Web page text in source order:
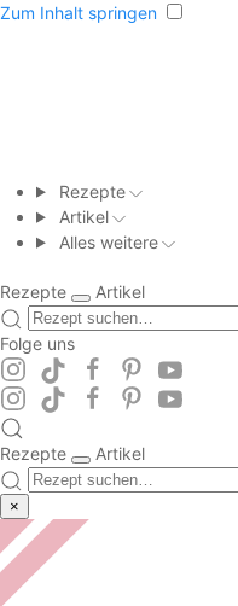
Zum Inhalt springen
Rezepte
Artikel
Alles weitere
Rezepte Artikel
Folge uns
Rezepte Artikel
×